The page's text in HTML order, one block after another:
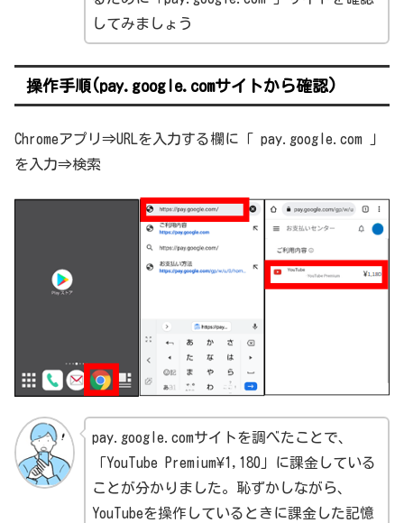
してみましょう
操作手順(pay.google.comサイトから確認)
Chromeアプリ⇒URLを入力する欄に「 pay.google.com 」
を入力⇒検索
pay.google.comサイトを調べたことで、
「YouTube Premium¥1,180」に課金している
ことが分かりました。恥ずかしながら、
YouTubeを操作しているときに課金した記憶